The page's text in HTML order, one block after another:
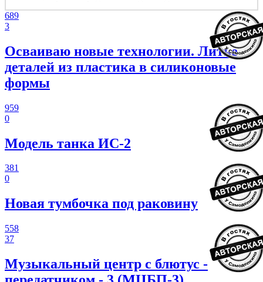
689
3
Осваиваю новые технологии. Литье
деталей из пластика в силиконовые
формы
959
0
Модель танка ИС-2
381
0
Новая тумбочка под раковину
558
37
Музыкальный центр с блютус -